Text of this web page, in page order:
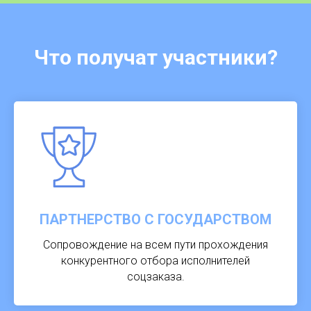
Что получат участники?
ПАРТНЕРСТВО С ГОСУДАРСТВОМ
Сопровождение на всем пути прохождения
конкурентного отбора исполнителей
соцзаказа.